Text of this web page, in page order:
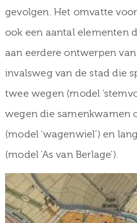
gevolgen. Het omvatte
ook een aantal elementen
aan eerdere ontwerpen
invalsweg van de stad die
twee wegen (model
wegen die samenkwamen
(model ‘wagenwiel’) en
(model ‘As van Berlage’).